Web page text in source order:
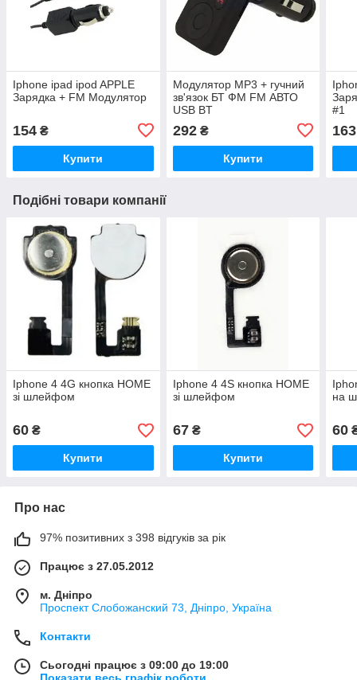
Iphone ipad ipod APPLE
Зарядка + FM Модулятор
154 ₴
Купити
Модулятор MP3 + гучний
зв'язок БТ ФМ FM АВТО
USB BT
292₴
Купити
#1
163
Подібні товари компанії
Iphone 4 4G кнопка HOME
зі шлейфом
60 ₴
Купити
Iphone 4 4S кнопка HOME
зі шлейфом
67₴
Купити
на
60
Про нас
97% позитивних з 398 відгуків за рік
Працює з 27.05.2012
м. Дніпро
Проспект Слобожанский 73, Дніпро, Україна
Контакти
Сьогодні працює з 09:00 до 19:00